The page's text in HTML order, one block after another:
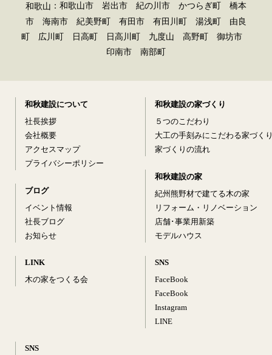
和歌山 ：和歌山市 岩出市 紀の川市 かつらぎ町 橋本
市 海南市 紀美野町 有田市 有田川町 湯浅町 由良
町 広川町 日高町 日高川町 九度山 高野町 御坊市
印南市 南部町
和秋建設について
社長挨拶
会社概要
アクセスマップ
プライバシーポリシー
ブログ
イベント情報
社長ブログ
お知らせ
LINK
木の家をつくる会
和秋建設の家づくり
５つのこだわり
大工の手刻みにこだわる家づく
家づくりの流れ
和秋建設の家
紀州熊野材で建てる木の家
リフォーム・リノベーション
店舗･事業用新築
モデルハウス
SNS
FaceBook
FaceBook
Instagram
LINE
SNS